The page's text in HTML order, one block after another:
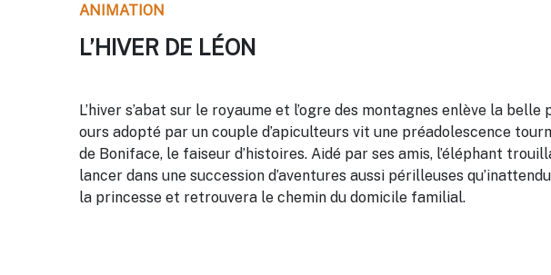
ANIMATION
L’HIVER DE LÉON
L’hiver s’abat sur le royaume et l’ogre des montagnes enlève la belle
ours adopté par un couple d’apiculteurs vit une préadolescence
de Boniface, le faiseur d’histoires. Aidé par ses amis, l’éléphant
lancer dans une succession d’aventures aussi périlleuses
la princesse et retrouvera le chemin du domicile familial.